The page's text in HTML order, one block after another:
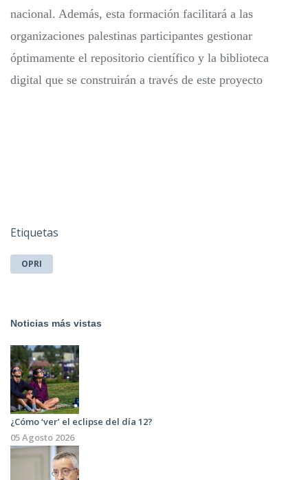
nacional. Además, esta formación facilitará a las
organizaciones palestinas participantes gestionar
óptimamente el repositorio científico y la biblioteca
digital que se construirán a través de este proyecto
Etiquetas
OPRI
Noticias más vistas
¿Cómo ‘ver’ el eclipse del día 12?
05 Agosto 2026